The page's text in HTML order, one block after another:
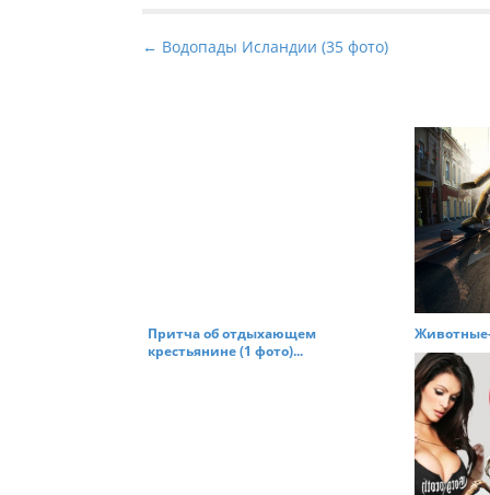
P
← Водопады Исландии (35 фото)
Притча об отдыхающем
крестьянине (1 фото)...